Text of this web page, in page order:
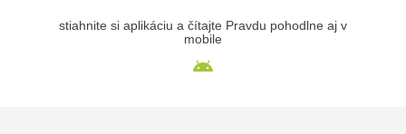
stiahnite si aplikáciu a čítajte Pravdu pohodlne aj v
mobile